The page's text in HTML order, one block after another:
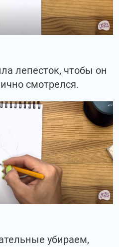
лепесток, чтобы он
смотрелся.
убираем,